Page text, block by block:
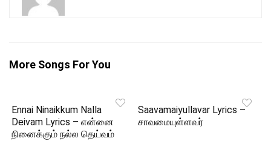
More Songs For You
Ennai Ninaikkum Nalla
Deivam Lyrics – என்னை
நினைக்கும் நல்ல தெய்வம்
Saavamaiyullavar Lyrics –
சாவமையுள்ளவர்